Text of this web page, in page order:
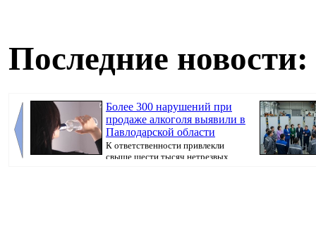
Последние новости:
Более 300 нарушений при
продаже алкоголя выявили в
Павлодарской области
К ответственности привлекли
свыше шести тысяч нетрезвых